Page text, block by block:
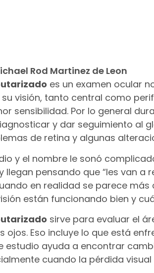
Rod Martinez de Leon
es un examen ocular
visión, tanto central como
sensibilidad. Por lo general dura
y dar seguimiento al
de retina y algunas
y el nombre le sonó
llegan pensando que “les van a
en realidad se parece más
están funcionando bien y
sirve para evaluar el
ojos. Eso incluye lo que está
estudio ayuda a encontrar
cuando la pérdida